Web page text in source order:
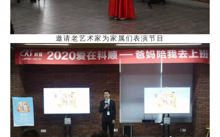
邀请老艺术家为家属们表演节目